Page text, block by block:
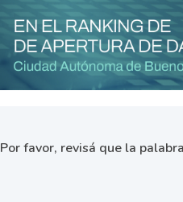
Por favor, revisá que la